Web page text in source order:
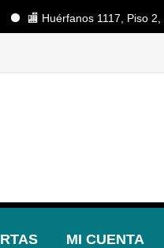
🏬 Huérfanos 1117, Piso 2,
MI CUENTA